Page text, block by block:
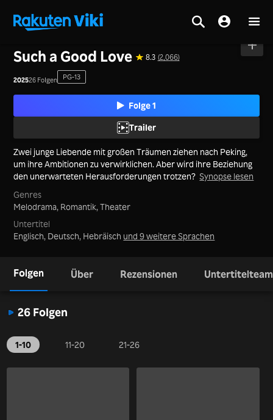
Such a Good Love 8.3 (2,066)
202526 Folgen PG-13
Folge 1
Trailer
Zwei junge Liebende mit großen Träumen ziehen nach Peking,
um ihre Ambitionen zu verwirklichen. Aber wird ihre Beziehung
den unerwarteten Herausforderungen trotzen? Synopse lesen
Genres
Melodrama, Romantik,Theater
Untertitel
Englisch, Deutsch, Hebräisch und 9 weitere Sprachen
Folgen Über Rezensionen Untertitelteam
26 Folgen
1-10 11-20 21-26